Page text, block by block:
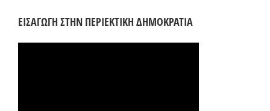
ΕΙΣΑΓΩΓΗ ΣΤΗΝ ΠΕΡΙΕΚΤΙΚΗ ΔΗΜΟΚΡΑΤΙΑ